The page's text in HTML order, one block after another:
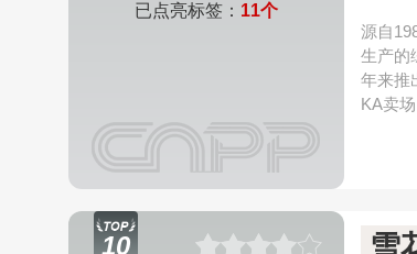
已点亮标签： 11个
源自
生产的
年来推
KA卖
10 雪